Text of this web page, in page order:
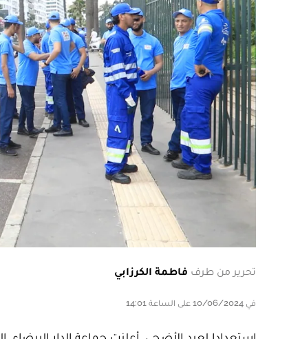
تحرير من طرف فاطمة الكرزابي
في 10/06/2024 على الساعة 14:01